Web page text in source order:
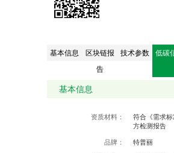
基本信息
区块链报
告
技术参数 低碳
基本信息
资质材料：
符合《需求
方检测报告
品牌：
特普丽